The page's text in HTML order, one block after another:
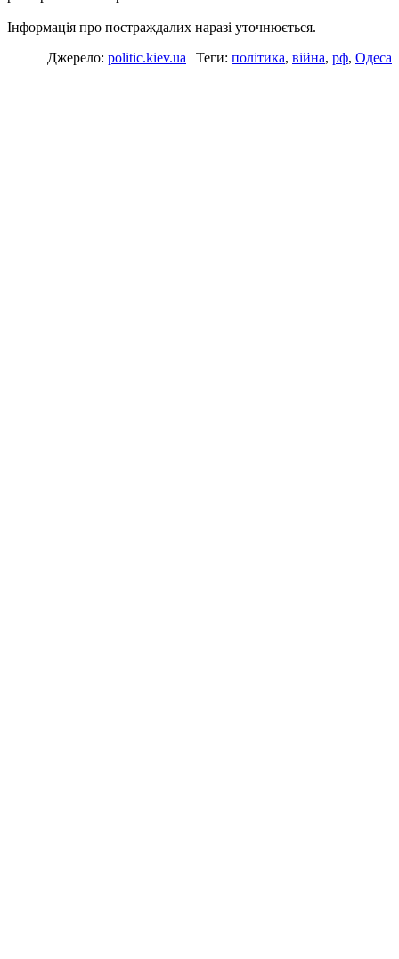
Інформація про постраждалих наразі уточнюється.
Джерело: politic.kiev.ua | Теги: політика, війна, рф, Одеса